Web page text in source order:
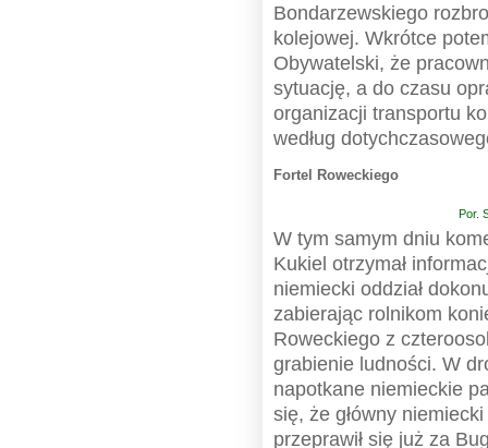
Bondarzewskiego
kolejowej. Wkrótce
Obywatelski, że
sytuację, a do czasu
organizacji transportu
według
Fortel Roweckiego
Por.
W tym samym dniu
Kukiel otrzymał
niemiecki oddział
zabierając rolnikom
Roweckiego z
grabienie ludności. W
napotkane niemieckie
się, że główny niemiecki
przeprawił się już za